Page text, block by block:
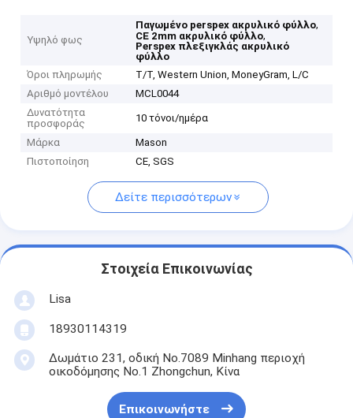
Υψηλό φως
Παγωμένο perspex ακρυλικό φύλλο,
CE 2mm ακρυλικό φύλλο,
Perspex πλεξιγκλάς ακρυλικό
φύλλο
Όροι πληρωμής
T/T, Western Union, MoneyGram, L/C
Αριθμό μοντέλου
MCL0044
Δυνατότητα
προσφοράς
10 τόνοι/ημέρα
Μάρκα
Mason
Πιστοποίηση
CE, SGS
Δείτε περισσότερων
Στοιχεία Επικοινωνίας
Lisa
18930114319
Δωμάτιο 231, οδική No.7089 Minhang περιοχή
οικοδόμησης No.1 Zhongchun, Κίνα
Επικοινωνήστε